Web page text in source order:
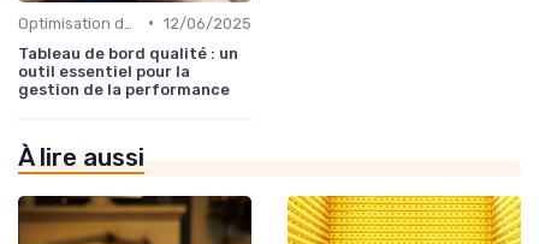
• 12/06/2025
Tableau de bord qualité : un
outil essentiel pour la
gestion de la performance
À lire aussi